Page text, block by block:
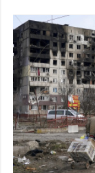
写真
動画